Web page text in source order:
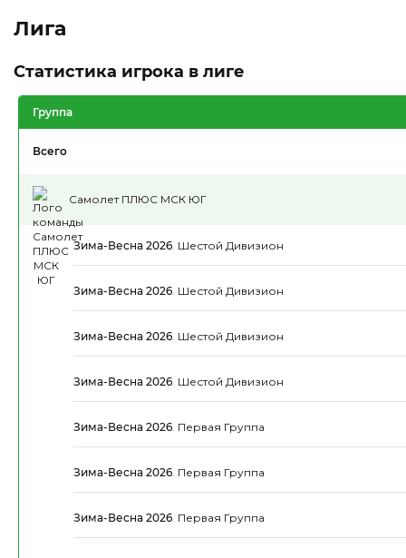
Лига
Статистика игрока в лиге
Группа
Всего
Самолет ПЛЮС МСК ЮГ
Зима-Весна 2026. Шестой Дивизион
Зима-Весна 2026. Шестой Дивизион
Зима-Весна 2026. Шестой Дивизион
Зима-Весна 2026. Шестой Дивизион
Зима-Весна 2026. Первая Группа
Зима-Весна 2026. Первая Группа
Зима-Весна 2026. Первая Группа